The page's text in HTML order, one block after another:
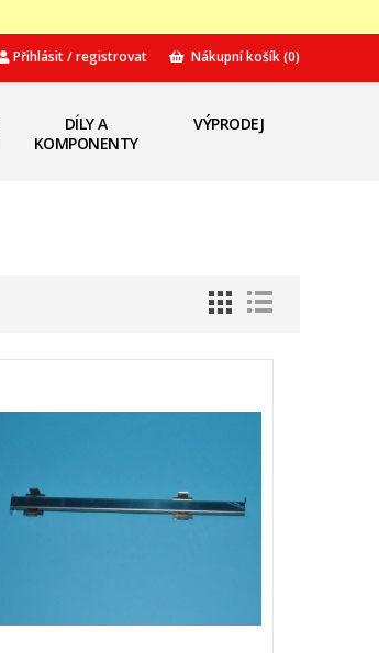
Přihlásit / registrovat Nákupní košík(0)
DÍLY A
KOMPONENTY
VÝPRODEJ